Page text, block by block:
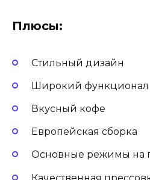
Плюсы:
Стильный дизайн
Широкий функционал
Вкусный кофе
Европейская сборка
Основные режимы на
Качественная